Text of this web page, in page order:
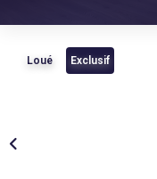
Loué Exclusif